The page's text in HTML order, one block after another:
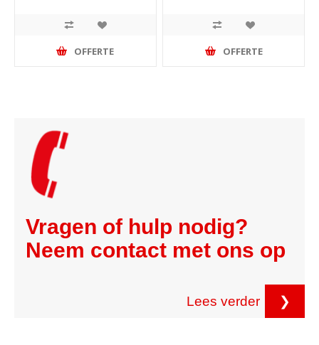
OFFERTE OFFERTE
Vragen of hulp nodig?
Neem contact met ons op
Lees verder ❯